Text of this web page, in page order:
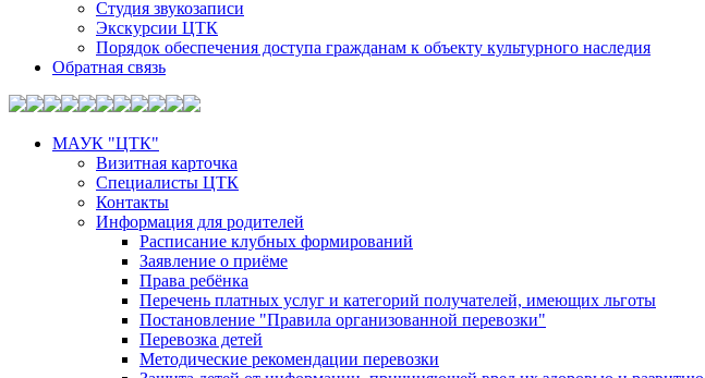
Студия звукозаписи
Экскурсии ЦТК
Порядок обеспечения доступа гражданам к объекту культурного наследия
Обратная связь
МАУК "ЦТК"
Визитная карточка
Специалисты ЦТК
Контакты
Информация для родителей
Расписание клубных формирований
Заявление о приёме
Права ребёнка
Перечень платных услуг и категорий получателей, имеющих льготы
Постановление "Правила организованной перевозки"
Перевозка детей
Методические рекомендации перевозки